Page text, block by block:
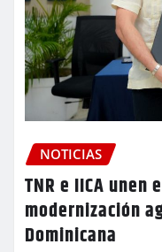
NOTICIAS
TNR e IICA
modernización
Dominicana